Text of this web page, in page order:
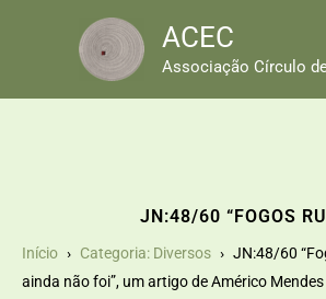
ACEC
Associação Círculo
JN:48/60 “FOGOS
Início Categoria: Diversos
JN:48/60
ainda não foi”, um artigo de Américo Mendes